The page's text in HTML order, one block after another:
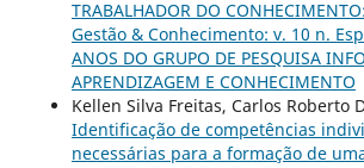
TRABALHADOR DO CONHECIMENTO:
Gestão & Conhecimento: v. 10 n.
ANOS DO GRUPO DE PESQUISA
APRENDIZAGEM E CONHECIMENTO
Kellen Silva Freitas, Carlos Roberto
Identificação de competências
necessárias para a formação de